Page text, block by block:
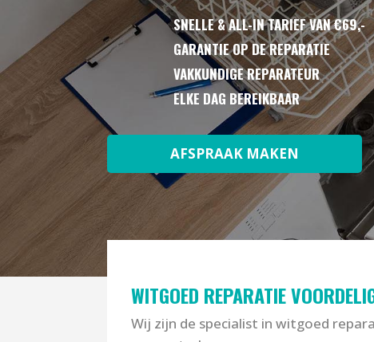
SNELLE & ALL-IN TARIEF VAN €69,-
GARANTIE OP DE REPARATIE
VAKKUNDIGE REPARATEUR
ELKE DAG BEREIKBAAR
AFSPRAAK MAKEN
WITGOED REPARATIE
Wij zijn de specialist in witgoed